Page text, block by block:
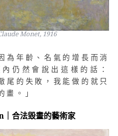
Monet, 1916
為年齡、名氣的增長而消
仍然會說出這樣的話：
尾的失敗，我能做的就只
畫。」
合法毀畫的藝術家